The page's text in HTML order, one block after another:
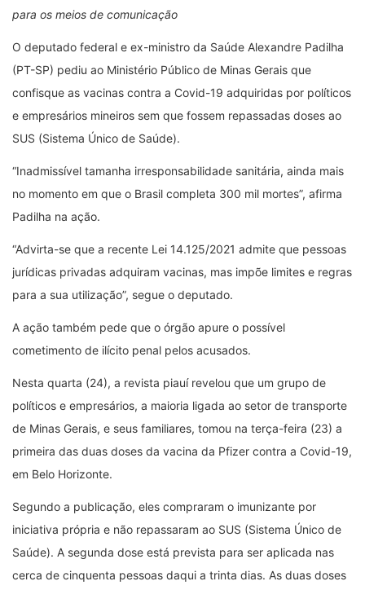
para os meios de comunicação
O deputado federal e ex-ministro da Saúde Alexandre Padilha
(PT-SP) pediu ao Ministério Público de Minas Gerais que
confisque as vacinas contra a Covid-19 adquiridas por políticos
e empresários mineiros sem que fossem repassadas doses ao
SUS (Sistema Único de Saúde).
“Inadmissível tamanha irresponsabilidade sanitária, ainda mais
no momento em que o Brasil completa 300 mil mortes”, afirma
Padilha na ação.
“Advirta-se que a recente Lei 14.125/2021 admite que pessoas
jurídicas privadas adquiram vacinas, mas impõe limites e regras
para a sua utilização”, segue o deputado.
A ação também pede que o órgão apure o possível
cometimento de ilícito penal pelos acusados.
Nesta quarta (24), a revista piauí revelou que um grupo de
políticos e empresários, a maioria ligada ao setor de transporte
de Minas Gerais, e seus familiares, tomou na terça-feira (23) a
primeira das duas doses da vacina da Pfizer contra a Covid-19,
em Belo Horizonte.
Segundo a publicação, eles compraram o imunizante por
iniciativa própria e não repassaram ao SUS (Sistema Único de
Saúde). A segunda dose está prevista para ser aplicada nas
cerca de cinquenta pessoas daqui a trinta dias. As duas doses